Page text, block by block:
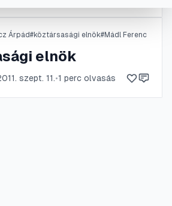
Árpád#köztársasági elnök#Mádl Ferenc
elnök
szept. 11.•1 perc olvasás